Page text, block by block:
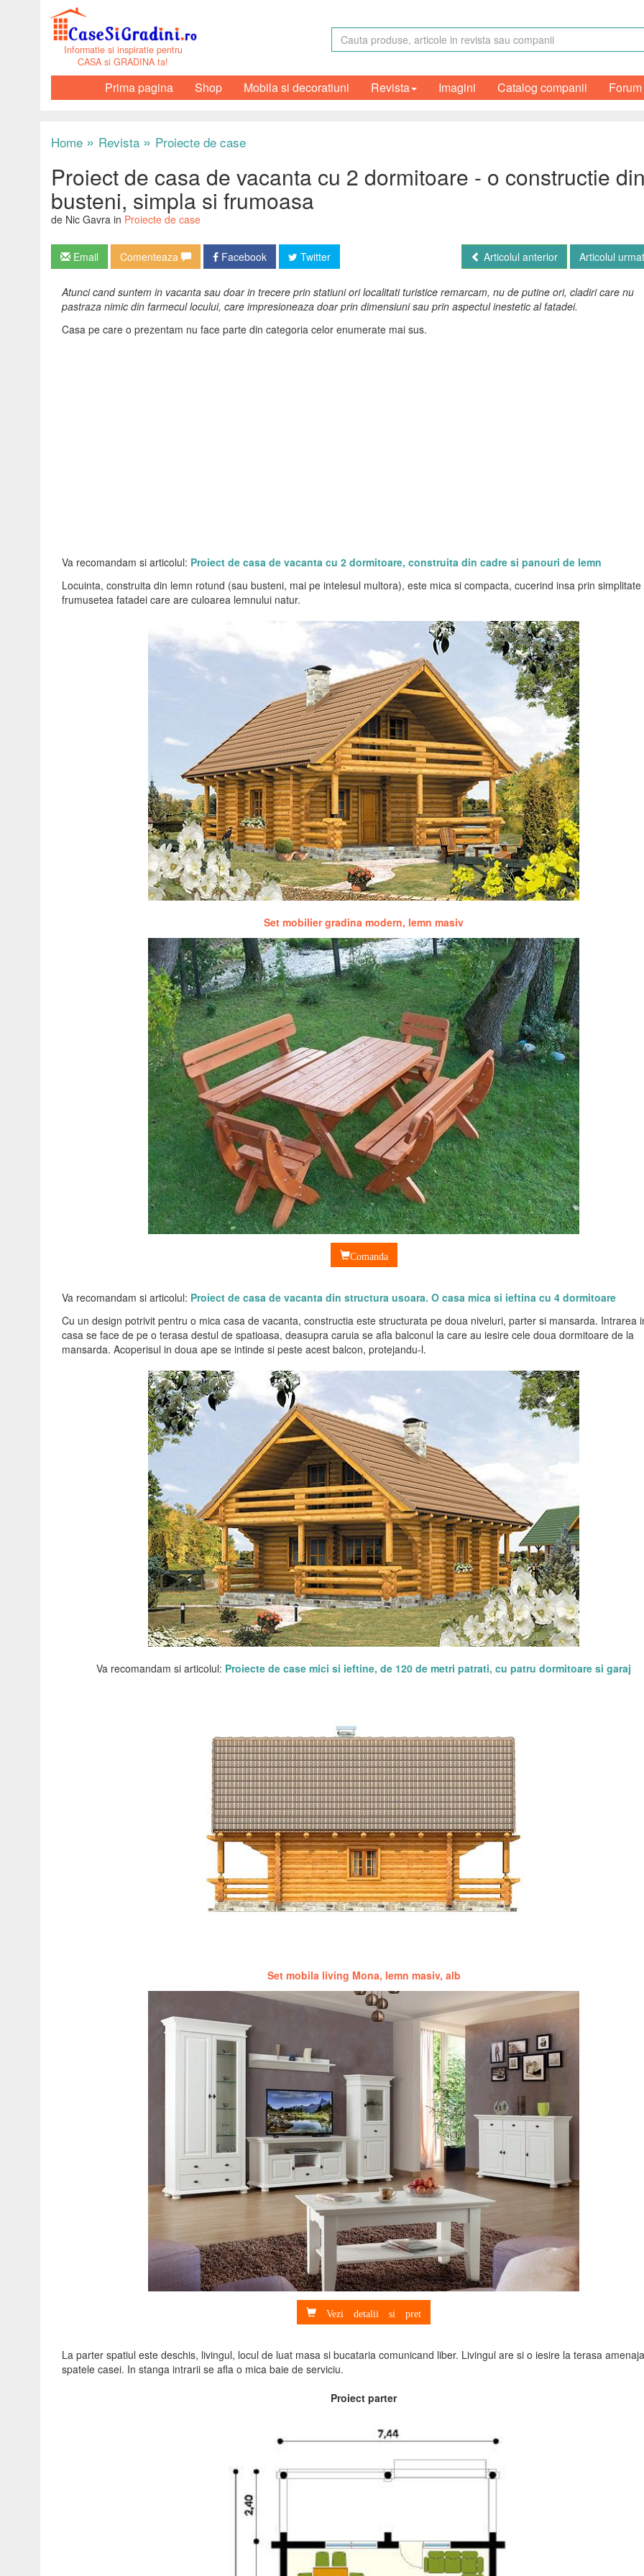
Informatie si inspiratie pentru
CASA si GRADINA ta!
Prima pagina Shop Mobila si decoratiuni Revista Imagini Catalog companii Forum
Home » Revista » Proiecte de case
Proiect de casa de vacanta cu 2 dormitoare - o constructie
busteni, simpla si frumoasa
de Nic Gavra in Proiecte de case
Email Comenteaza Facebook Twitter Articolul anterior Articolul
Atunci cand suntem in vacanta sau doar in trecere prin statiuni ori localitati turistice remarcam, nu de putine ori, cladiri care nu
pastraza nimic din farmecul locului, care impresioneaza doar prin dimensiuni sau prin aspectul inestetic al fatadei.
Casa pe care o prezentam nu face parte din categoria celor enumerate mai sus.
Va recomandam si articolul: Proiect de casa de vacanta cu 2 dormitoare, construita din cadre si panouri de lemn
Locuinta, construita din lemn rotund (sau busteni, mai pe intelesul multora), este mica si compacta, cucerind insa prin simplitate
frumusetea fatadei care are culoarea lemnului natur.
Set mobilier gradina modern, lemn masiv
Comanda
Va recomandam si articolul: Proiect de casa de vacanta din structura usoara. O casa mica si ieftina cu 4 dormitoare
Cu un design potrivit pentru o mica casa de vacanta, constructia este structurata pe doua niveluri, parter si mansarda. Intrarea
casa se face de pe o terasa destul de spatioasa, deasupra caruia se afla balconul la care au iesire cele doua dormitoare de la
mansarda. Acoperisul in doua ape se intinde si peste acest balcon, protejandu-l.
Va recomandam si articolul: Proiecte de case mici si ieftine, de 120 de metri patrati, cu patru dormitoare si garaj
Set mobila living Mona, lemn masiv, alb
Vezi detalii si pret
La parter spatiul este deschis, livingul, locul de luat masa si bucataria comunicand liber. Livingul are si o iesire la terasa
spatele casei. In stanga intrarii se afla o mica baie de serviciu.
Proiect parter
Va invitam sa dati 'Like' paginii noastre de Facebook
pentru a afla zilnic noutati interesante. Va multumim!